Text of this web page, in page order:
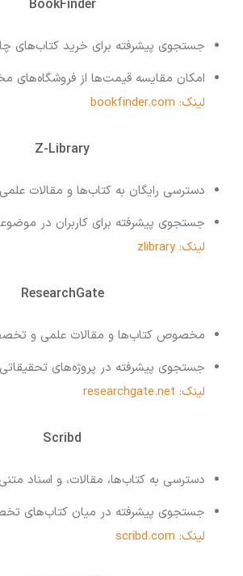
BookFinder
جستجوی پیشرفته برای خرید کتاب‌های
امکان مقایسه قیمت‌ها از فروشگاه‌های
لینک: bookfinder.com
Z-Library
دسترسی رایگان به کتاب‌ها و مقالات
جستجوی پیشرفته برای کاربران در
لینک: zlibrary
ResearchGate
مخصوص کتاب‌ها و مقالات علمی و
جستجوی پیشرفته در پروژه‌های تحقیقاتی
لینک: researchgate.net
Scribd
دسترسی به کتاب‌ها، مقالات، و اسناد
جستجوی پیشرفته در میان کتاب‌های
لینک: scribd.com